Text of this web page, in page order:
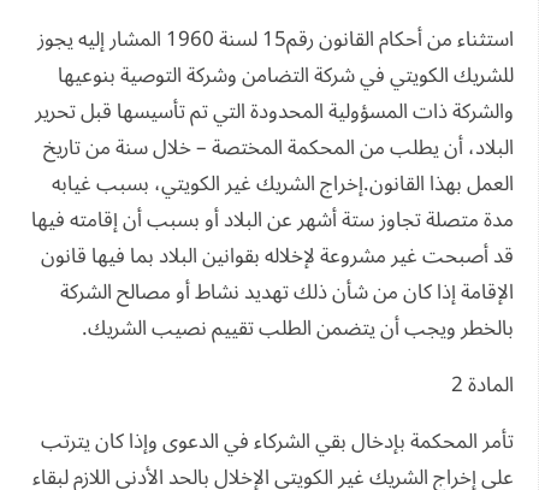
استثناء من أحكام القانون رقم15 لسنة 1960 المشار إليه يجوز
للشريك الكويتي في شركة التضامن وشركة التوصية بنوعيها
والشركة ذات المسؤولية المحدودة التي تم تأسيسها قبل تحرير
البلاد، أن يطلب من المحكمة المختصة – خلال سنة من تاريخ
العمل بهذا القانون.إخراج الشريك غير الكويتي، بسبب غيابه
مدة متصلة تجاوز ستة أشهر عن البلاد أو بسبب أن إقامته فيها
قد أصبحت غير مشروعة لإخلاله بقوانين البلاد بما فيها قانون
الإقامة إذا كان من شأن ذلك تهديد نشاط أو مصالح الشركة
بالخطر ويجب أن يتضمن الطلب تقييم نصيب الشريك.
المادة 2
تأمر المحكمة بإدخال بقي الشركاء في الدعوى وإذا كان يترتب
علي إخراج الشريك غير الكويتي الإخلال بالحد الأدنى اللازم لبقاء